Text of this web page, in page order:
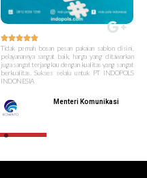

Tidak pernah bosan pesan pakaian sablon disini,
pelayanannya sangat baik, harga yang ditawarkan
juga sangat terjangkau dengan kualitas yang sangat
berkualitas. Sukses selalu untuk PT INDOPOLS
INDONESIA
Menteri Komunikasi